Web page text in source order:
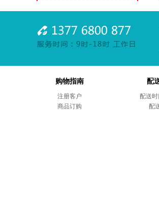
家用电器
劳防用品
商务礼品
售后服务
购物指南
注册客户
商品订购
配
配送
配